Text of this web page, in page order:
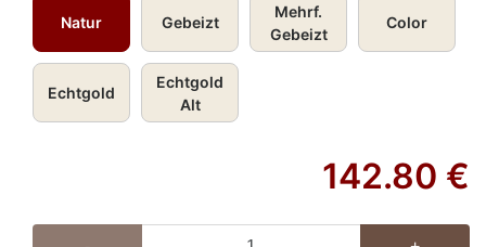
Natur Gebeizt
Mehrf.
Gebeizt
Color
Echtgold
Echtgold
Alt
142.80 €